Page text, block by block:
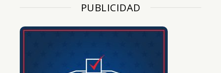
PUBLICIDAD